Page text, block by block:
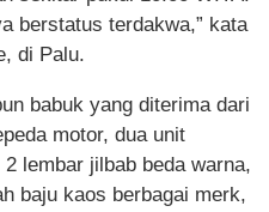
berstatus terdakwa,” kata
di Palu.
babuk yang diterima dari
motor, dua unit
lembar jilbab beda warna,
baju kaos berbagai merk,